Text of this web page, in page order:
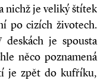
nichž je veliký štítek
po cizích životech.
je spousta
něco poznamená
je zpět do kufříku,